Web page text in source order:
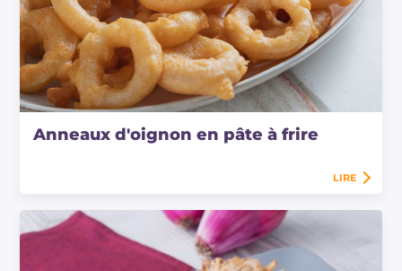
Anneaux d'oignon en pâte à frire
LIRE